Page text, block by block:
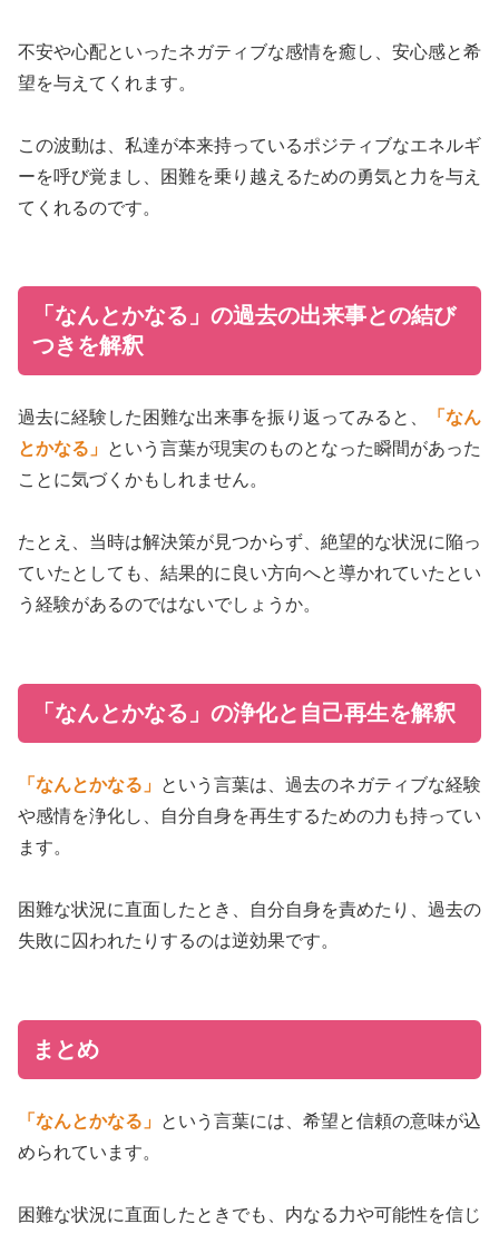
不安や心配といったネガティブな感情を癒し、安心感と希
望を与えてくれます。
この波動は、私達が本来持っているポジティブなエネルギ
ーを呼び覚まし、困難を乗り越えるための勇気と力を与え
てくれるのです。
「なんとかなる」の過去の出来事との結び
つきを解釈
過去に経験した困難な出来事を振り返ってみると、
「なん
とかなる」 という言葉が現実のものとなった瞬間があった
ことに気づくかもしれません。
たとえ、当時は解決策が見つからず、絶望的な状況に陥っ
ていたとしても、結果的に良い方向へと導かれていたとい
う経験があるのではないでしょうか。
「なんとかなる」の浄化と自己再生を解釈
「なんとかなる」 という言葉は、過去のネガティブな経験
や感情を浄化し、自分自身を再生するための力も持ってい
ます。
困難な状況に直面したとき、自分自身を責めたり、過去の
失敗に囚われたりするのは逆効果です。
まとめ
「なんとかなる」 という言葉には、希望と信頼の意味が込
められています。
困難な状況に直面したときでも、内なる力や可能性を信じ